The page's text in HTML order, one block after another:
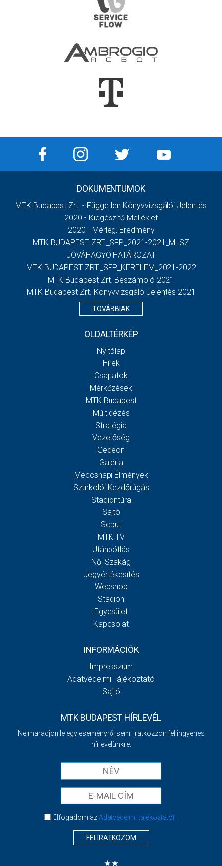
DOKUMENTUMOK
MTK Budapest Zrt. - Független Könyvvizsgálói Jelentés
2020 - Kiegészítő Melléklet
2020 - Mérleg, Eredmény
MTK BUDAPEST ZRT._SFP_2021-2021_MLSZ
JÓVÁHAGYÓ HATÁROZAT
MTK BUDAPEST ZRT._SFP_KERELEM_2021-2022
MTK Budapest Zrt. Beszámoló 2021
MTK Budapest Zrt. Könyvvizsgáló Jelentés 2021
TOVÁBBIAK
OLDALTÉRKÉP
Nyitólap
Hírek
Csapatok
Mérkőzések
MTK Budapest
Múltidézés
Stratégia
Vezetőség
Gedeon
Galéria
Meccsnapi Élmények
Szurkolói Kezdőrúgás
Stadiontúra
Sajtó
Scout
MTK TV
Utánpótlás
Női Szakág
Jegyértékesítés
Webshop
Stadion
Egyesület
Kapcsolat
INFORMÁCIÓK
Impresszum
Adatvédelmi Tájékoztató
Sajtó
MTK BUDAPEST HÍRLEVÉL
Ne maradjon le egy eseményről sem! Iratkozzon fel ingyenes
hírlevelünkre:
Elfogadom azAdatvédelmi tájékoztatót!
FELIRATKOZOM